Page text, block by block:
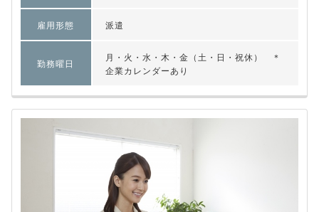
雇用形態 派遣
勤務曜日
月・火・水・木・金（土・日・祝休） ＊
企業カレンダーあり